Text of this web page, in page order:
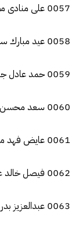
0057 على منادى مطلق النمران
0058 عيد مبارك سالم بوضريس
0059 حمد عادل جاسم العبيد
0060 سعد محسن ماضى العجمى
0061 عايض فهد محمد فهد
0062 فيصل خالد عبيد الدوسري
0063 عبدالعزيز بدر عبداللطيف بن ناجي